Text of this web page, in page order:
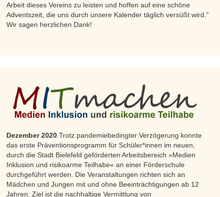
Arbeit dieses Vereins zu leisten und hoffen auf eine schöne
Adventszeit, die uns durch unsere Kalender täglich versüßt wird."
Wir sagen herzlichen Dank!
Dezember 2020 .Trotz pandemiebedingter Verzögerung konnte
das erste Präventionsprogramm für Schüler*innen im neuen,
durch die Stadt Bielefeld geförderten Arbeitsbereich »Medien
Inklusion und risikoarme Teilhabe« an einer Förderschule
durchgeführt werden. Die Veranstaltungen richten sich an
Mädchen und Jungen mit und ohne Beeinträchtigungen ab 12
Jahren. Ziel ist die nachhaltige Vermittlung von